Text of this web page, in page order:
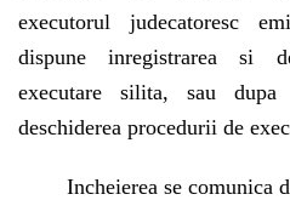
executorul judecatoresc
dispune inregistrarea si
executare silita, sau
deschiderea procedurii de
Incheierea se comunica